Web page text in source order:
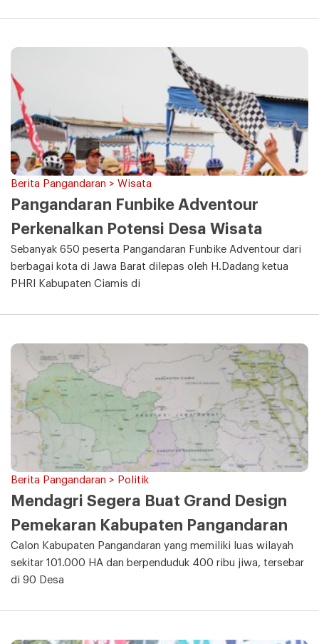
Berita Pangandaran > Wisata
Pangandaran Funbike Adventour
Perkenalkan Potensi Desa Wisata
Sebanyak 650 peserta Pangandaran Funbike Adventour dari
berbagai kota di Jawa Barat dilepas oleh H.Dadang ketua
PHRI Kabupaten Ciamis di
Berita Pangandaran > Politik
Mendagri Segera Buat Grand Design
Pemekaran Kabupaten Pangandaran
Calon Kabupaten Pangandaran yang memiliki luas wilayah
sekitar 101.000 HA dan berpenduduk 400 ribu jiwa, tersebar
di 90 Desa